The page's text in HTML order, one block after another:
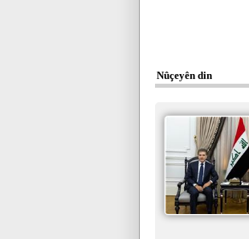
Nûçeyên din